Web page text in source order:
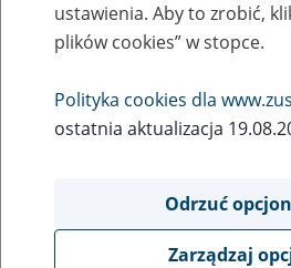
Przejdź do strony głównej
ustawienia. Aby to zrobić,
plików cookies” w stopce.
Polityka cookies dla
ostatnia aktualizacja
Odrzuć
Zarządzaj